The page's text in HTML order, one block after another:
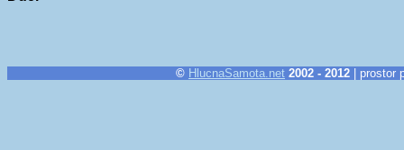
© HlucnaSamota.net 2002 - 2012 | prostor